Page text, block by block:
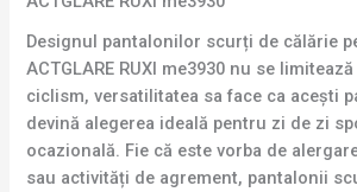
Designul pantalonilor scurți de călărie
ACTGLARE RUXI me3930 nu se
ciclism, versatilitatea sa face ca acești
devină alegerea ideală pentru zi de zi
ocazională. Fie că este vorba de
sau activități de agrement, pantalonii